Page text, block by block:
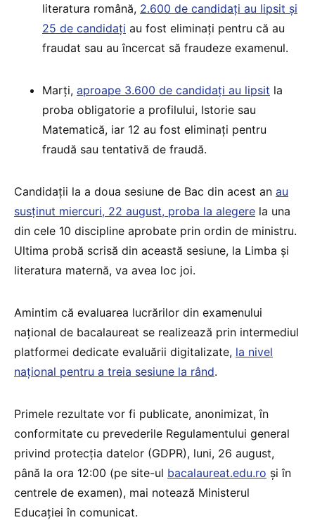
literatura română, 2.600 de candidați au lipsit și
25 de candidați au fost eliminați pentru că au
fraudat sau au încercat să fraudeze examenul.
Marți, aproape 3.600 de candidați au lipsit la
proba obligatorie a profilului, Istorie sau
Matematică, iar 12 au fost eliminați pentru
fraudă sau tentativă de fraudă.
Candidații la a doua sesiune de Bac din acest an au
susținut miercuri, 22 august, proba la alegere la una
din cele 10 discipline aprobate prin ordin de ministru.
Ultima probă scrisă din această sesiune, la Limba și
literatura maternă, va avea loc joi.
Amintim că evaluarea lucrărilor din examenului
național de bacalaureat se realizează prin intermediul
platformei dedicate evaluării digitalizate, la nivel
național pentru a treia sesiune la rând.
Primele rezultate vor fi publicate, anonimizat, în
conformitate cu prevederile Regulamentului general
privind protecția datelor (GDPR), luni, 26 august,
până la ora 12:00 (pe site-ul bacalaureat.edu.ro și în
centrele de examen), mai notează Ministerul
Educației în comunicat.